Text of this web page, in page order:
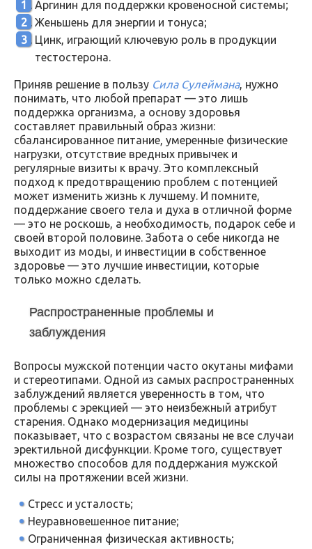
Аргинин для поддержки кровеносной системы;
Женьшень для энергии и тонуса;
Цинк, играющий ключевую роль в продукции
тестостерона.
Приняв решение в пользу Сила Сулеймана, нужно
понимать, что любой препарат — это лишь
поддержка организма, а основу здоровья
составляет правильный образ жизни:
сбалансированное питание, умеренные физические
нагрузки, отсутствие вредных привычек и
регулярные визиты к врачу. Это комплексный
подход к предотвращению проблем с потенцией
может изменить жизнь к лучшему. И помните,
поддержание своего тела и духа в отличной форме
— это не роскошь, а необходимость, подарок себе и
своей второй половине. Забота о себе никогда не
выходит из моды, и инвестиции в собственное
здоровье — это лучшие инвестиции, которые
только можно сделать.
Распространенные проблемы и
заблуждения
Вопросы мужской потенции часто окутаны мифами
и стереотипами. Одной из самых распространенных
заблуждений является уверенность в том, что
проблемы с эрекцией — это неизбежный атрибут
старения. Однако модернизация медицины
показывает, что с возрастом связаны не все случаи
эректильной дисфункции. Кроме того, существует
множество способов для поддержания мужской
силы на протяжении всей жизни.
Стресс и усталость;
Неуравновешенное питание;
Ограниченная физическая активность;